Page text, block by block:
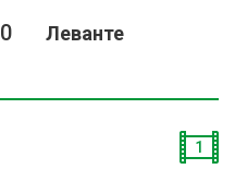
Леванте
0
1